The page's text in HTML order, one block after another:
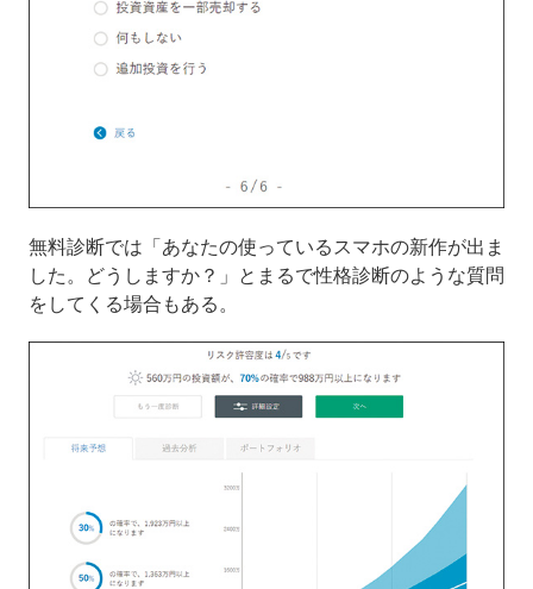
無料診断では「あなたの使っているスマホの新作が出ま
した。どうしますか？」とまるで性格診断のような質問
をしてくる場合もある。